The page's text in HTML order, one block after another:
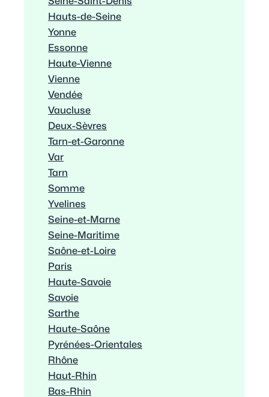
Hauts-de-Seine
Yonne
Essonne
Haute-Vienne
Vienne
Vendée
Vaucluse
Deux-Sèvres
Tarn-et-Garonne
Var
Tarn
Somme
Yvelines
Seine-et-Marne
Seine-Maritime
Saône-et-Loire
Paris
Haute-Savoie
Savoie
Sarthe
Haute-Saône
Pyrénées-Orientales
Rhône
Haut-Rhin
Bas-Rhin